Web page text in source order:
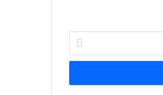
your
Email